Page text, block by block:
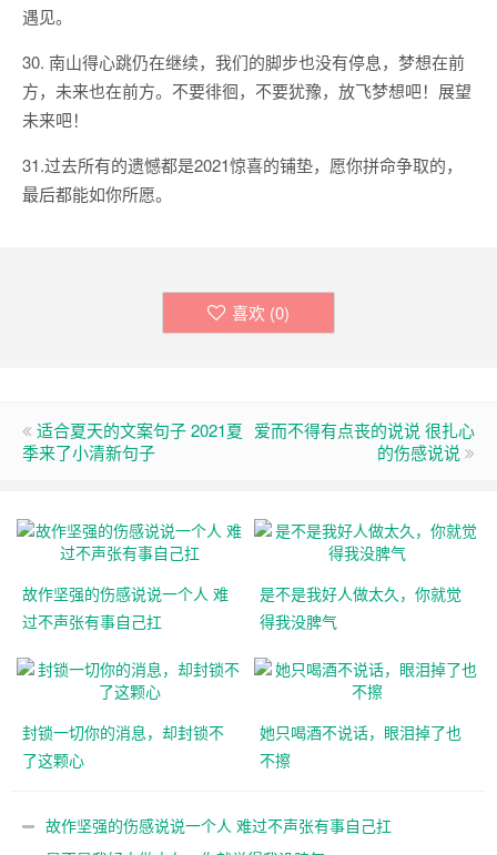
遇见。
30. 南山得心跳仍在继续，我们的脚步也没有停息，梦想在前
方，未来也在前方。不要徘徊，不要犹豫，放飞梦想吧！展望
未来吧！
31.过去所有的遗憾都是2021惊喜的铺垫，愿你拼命争取的，
最后都能如你所愿。
喜欢 (0)
适合夏天的文案句子 2021夏
季来了小清新句子
爱而不得有点丧的说说 很扎心
的伤感说说
故作坚强的伤感说说一个人 难
过不声张有事自己扛
是不是我好人做太久，你就觉
得我没脾气
封锁一切你的消息，却封锁不
了这颗心
她只喝酒不说话，眼泪掉了也
不擦
故作坚强的伤感说说一个人 难过不声张有事自己扛